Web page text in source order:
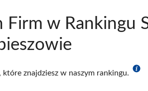
Firm w Rankingu
znajdziesz w naszym rankingu.